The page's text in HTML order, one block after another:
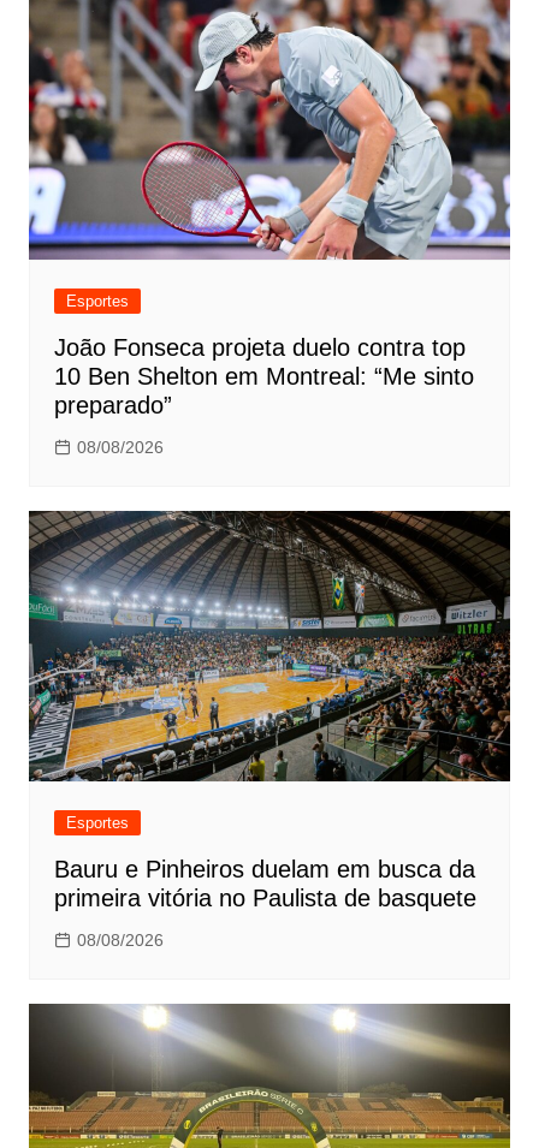
Esportes
João Fonseca projeta duelo contra top
10 Ben Shelton em Montreal: “Me sinto
preparado”
08/08/2026
Esportes
Bauru e Pinheiros duelam em busca da
primeira vitória no Paulista de basquete
08/08/2026